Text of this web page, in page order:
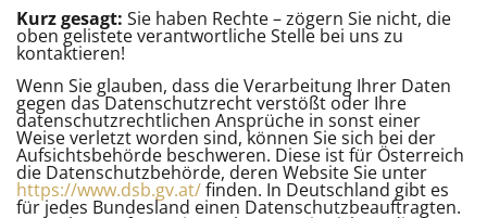
Kurz gesagt: Sie haben Rechte – zögern Sie nicht, die
oben gelistete verantwortliche Stelle bei uns zu
kontaktieren!
Wenn Sie glauben, dass die Verarbeitung Ihrer Daten
gegen das Datenschutzrecht verstößt oder Ihre
datenschutzrechtlichen Ansprüche in sonst einer
Weise verletzt worden sind, können Sie sich bei der
Aufsichtsbehörde beschweren. Diese ist für Österreich
die Datenschutzbehörde, deren Website Sie unter
https://www.dsb.gv.at/finden. In Deutschland gibt es
für jedes Bundesland einen Datenschutzbeauftragten.